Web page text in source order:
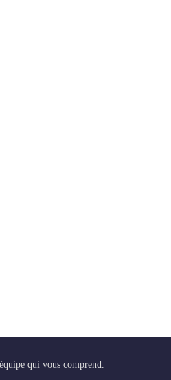
qui vous comprend.